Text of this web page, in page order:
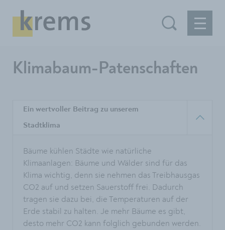
Klimabaum-Patenschaften
Ein wertvoller Beitrag zu unserem
Stadtklima
Bäume kühlen Städte wie natürliche
Klimaanlagen: Bäume und Wälder sind für das
Klima wichtig, denn sie nehmen das Treibhausgas
CO2 auf und setzen Sauerstoff frei. Dadurch
tragen sie dazu bei, die Temperaturen auf der
Erde stabil zu halten. Je mehr Bäume es gibt,
desto mehr CO2 kann folglich gebunden werden.